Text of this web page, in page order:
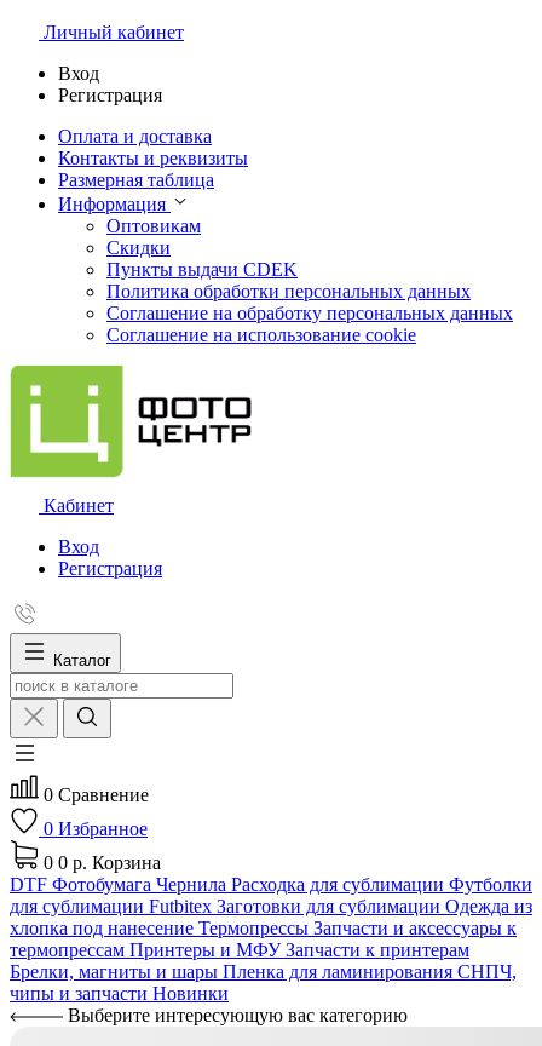
Личный кабинет
Вход
Регистрация
Оплата и доставка
Контакты и реквизиты
Размерная таблица
Информация
Оптовикам
Скидки
Пункты выдачи CDEK
Политика обработки персональных данных
Соглашение на обработку персональных данных
Соглашение на использование cookie
Кабинет
Вход
Регистрация
Каталог
0 Сравнение
0 Избранное
0 0 р. Корзина
DTF Фотобумага Чернила Расходка для сублимации Футболки
для сублимации Futbitex Заготовки для сублимации Одежда из
хлопка под нанесение Термопрессы Запчасти и аксессуары к
термопрессам Принтеры и МФУЗапчасти к принтерам
Брелки, магниты и шары Пленка для ламинирования СНПЧ,
чипы и запчасти Новинки
Выберите интересующую вас категорию